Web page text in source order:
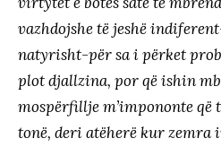
vazhdojshe të jeshë
natyrisht-për sa i përket
plot djallzina, por që ishin
mospërfillje m’impononte që
tonë, deri atëherë kur zemra